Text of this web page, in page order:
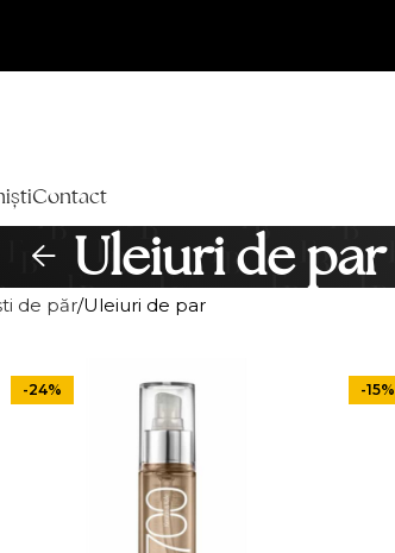
Contact
Uleiuri de par
de păr Uleiuri de par
-24% -15%